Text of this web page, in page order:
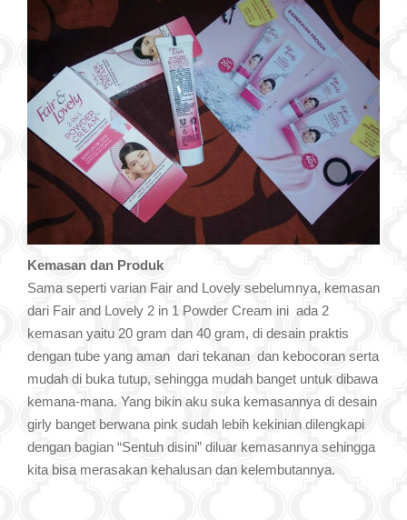
Kemasan dan Produk
Sama seperti varian Fair and Lovely sebelumnya, kemasan
dari Fair and Lovely 2 in 1 Powder Cream ini ada 2
kemasan yaitu 20 gram dan 40 gram, di desain praktis
dengan tube yang aman dari tekanan dan kebocoran serta
mudah di buka tutup, sehingga mudah banget untuk dibawa
kemana-mana. Yang bikin aku suka kemasannya di desain
girly banget berwana pink sudah lebih kekinian dilengkapi
dengan bagian “Sentuh disini” diluar kemasannya sehingga
kita bisa merasakan kehalusan dan kelembutannya.